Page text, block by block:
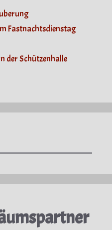
Fastnachtsdienstag
der Schützenhalle